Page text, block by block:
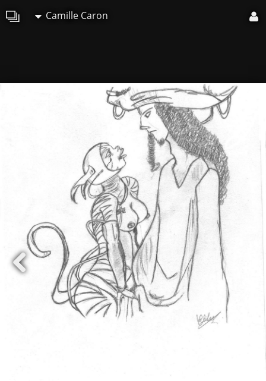
Camille Caron